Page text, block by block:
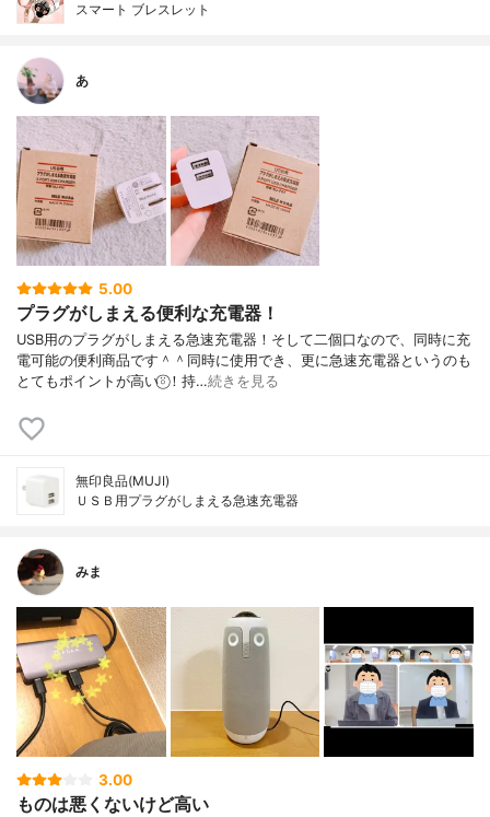
スマート ブレスレット
あ
5.00
プラグがしまえる便利な充電器！
USB用のプラグがしまえる急速充電器！そして二個口なので、同時に充
電可能の便利商品です＾＾同時に使用でき、更に急速充電器というのも
とてもポイントが高い⍤⃝︎！持…続きを見る
無印良品(MUJI)
ＵＳＢ用プラグがしまえる急速充電器
みま
3.00
ものは悪くないけど高い